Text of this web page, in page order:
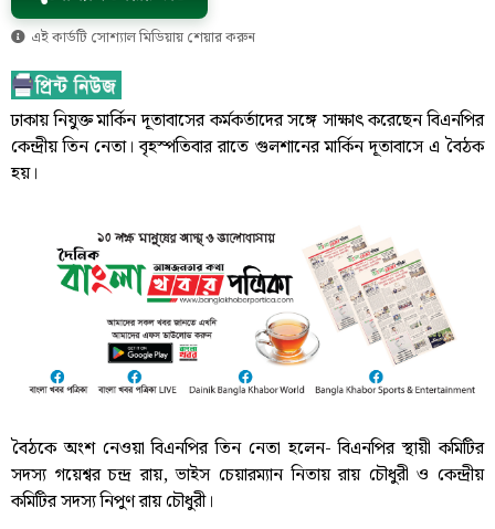
এই কার্ডটি সোশ্যাল মিডিয়ায় শেয়ার করুন
ঢাকায় নিযুক্ত মার্কিন দূতাবাসের কর্মকর্তাদের সঙ্গে সাক্ষাৎ করেছেন বিএনপির
কেন্দ্রীয় তিন নেতা। বৃহস্পতিবার রাতে গুলশানের মার্কিন দূতাবাসে এ বৈঠক
হয়।
বৈঠকে অংশ নেওয়া বিএনপির তিন নেতা হলেন- বিএনপির স্থায়ী কমিটির
সদস্য গয়েশ্বর চন্দ্র রায়, ভাইস চেয়ারম্যান নিতায় রায় চৌধুরী ও কেন্দ্রীয়
কমিটির সদস্য নিপুণ রায় চৌধুরী।